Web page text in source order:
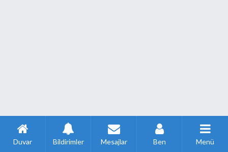
Duvar Bildirimler Mesajlar Ben Menü